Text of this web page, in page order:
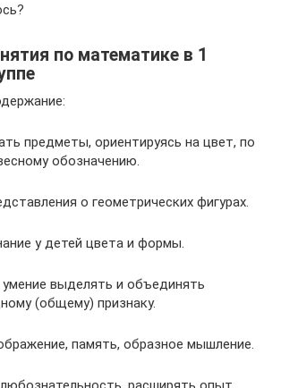
по математике в 1
предметы, ориентируясь на цвет, по
обозначению.
о геометрических фигурах.
у детей цвета и формы.
выделять и объединять
(общему) признаку.
память, образное мышление.